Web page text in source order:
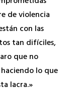
de violencia
con las
tan difíciles,
que no
lo que
lacra.»